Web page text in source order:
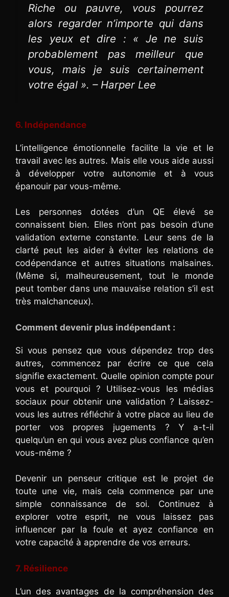
Riche ou pauvre, vous pourrez
alors regarder n’importe qui dans
les yeux et dire : « Je ne suis
probablement pas meilleur que
vous, mais je suis certainement
votre égal ». – Harper Lee
6. Indépendance
L’intelligence émotionnelle facilite la vie et le
travail avec les autres. Mais elle vous aide aussi
à développer votre autonomie et à vous
épanouir par vous-même.
Les personnes dotées d’un QE élevé se
connaissent bien. Elles n’ont pas besoin d’une
validation externe constante. Leur sens de la
clarté peut les aider à éviter les relations de
codépendance et autres situations malsaines.
(Même si, malheureusement, tout le monde
peut tomber dans une mauvaise relation s’il est
très malchanceux).
Comment devenir plus indépendant :
Si vous pensez que vous dépendez trop des
autres, commencez par écrire ce que cela
signifie exactement. Quelle opinion compte pour
vous et pourquoi ? Utilisez-vous les médias
sociaux pour obtenir une validation ? Laissez-
vous les autres réfléchir à votre place au lieu de
porter vos propres jugements ? Y a-t-il
quelqu’un en qui vous avez plus confiance qu’en
vous-même ?
Devenir un penseur critique est le projet de
toute une vie, mais cela commence par une
simple connaissance de soi. Continuez à
explorer votre esprit, ne vous laissez pas
influencer par la foule et ayez confiance en
votre capacité à apprendre de vos erreurs.
7. Résilience
L’un des avantages de la compréhension des